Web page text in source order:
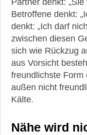
Partner denkt:
Betroffene denkt:
denkt: „Ich darf
zwischen diesen
sich wie Rückzug
aus Vorsicht
freundlichste Form
außen nicht
Kälte.
Nähe wird